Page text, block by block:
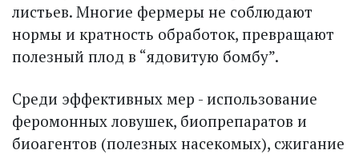
листьев. Многие фермеры не соблюдают
нормы и кратность обработок, превращают
полезный плод в “ядовитую бомбу”.
Среди эффективных мер - использование
феромонных ловушек, биопрепаратов и
биоагентов (полезных насекомых), сжигание